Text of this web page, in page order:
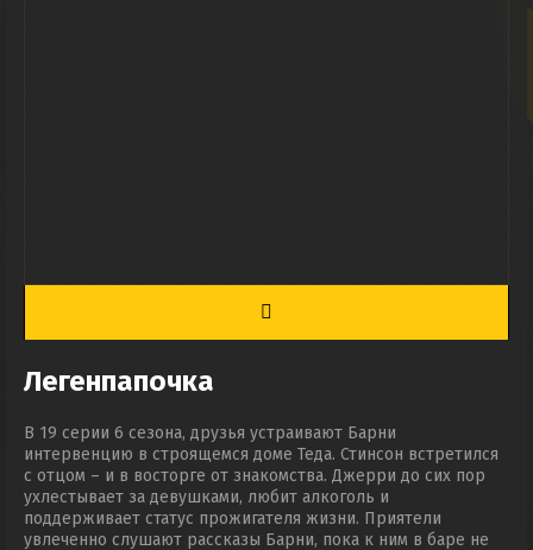
Легенпапочка
В 19 серии 6 сезона, друзья устраивают Барни
интервенцию в строящемся доме Теда. Стинсон встретился
с отцом – и в восторге от знакомства. Джерри до сих пор
ухлестывает за девушками, любит алкоголь и
поддерживает статус прожигателя жизни. Приятели
увлеченно слушают рассказы Барни, пока к ним в баре не